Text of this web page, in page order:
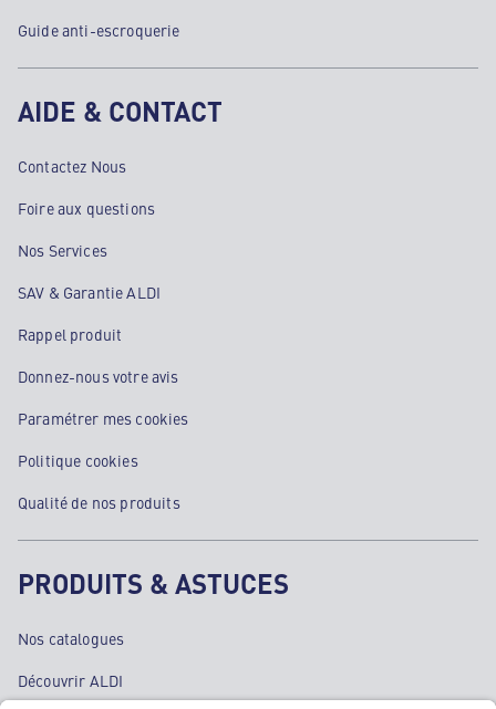
Guide anti-escroquerie
AIDE & CONTACT
Contactez Nous
Foire aux questions
Nos Services
SAV & Garantie ALDI
Rappel produit
Donnez-nous votre avis
Paramétrer mes cookies
Politique cookies
Qualité de nos produits
PRODUITS & ASTUCES
Nos catalogues
Découvrir ALDI